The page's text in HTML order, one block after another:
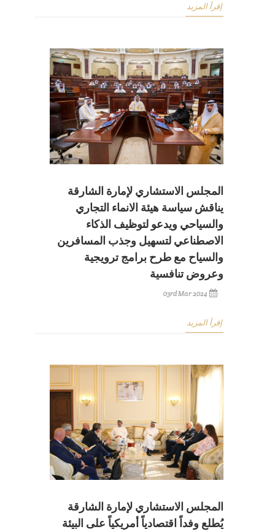
إقرأ المزيد
المجلس الاستشاري لإمارة الشارقة
يناقش سياسة هيئة الانماء التجاري
والسياحي ويدعو لتوظيف الذكاء
الاصطناعي لتسهيل وجذب المسافرين
والسياح مع طرح برامج ترويجية
وعروض تنافسية
03rd Mar 2024
إقرأ المزيد
المجلس الاستشاري لإمارة الشارقة
يُطلع وفداً اقتصادياً أمريكياً على البيئة